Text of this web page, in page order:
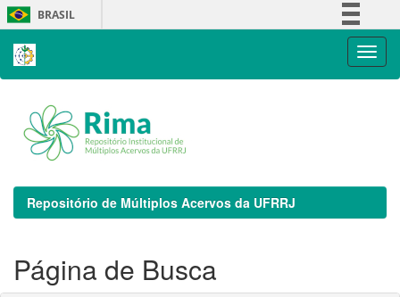
Skip
navigation
BRASIL
Repositório de Múltiplos Acervos da UFRRJ
Página de Busca